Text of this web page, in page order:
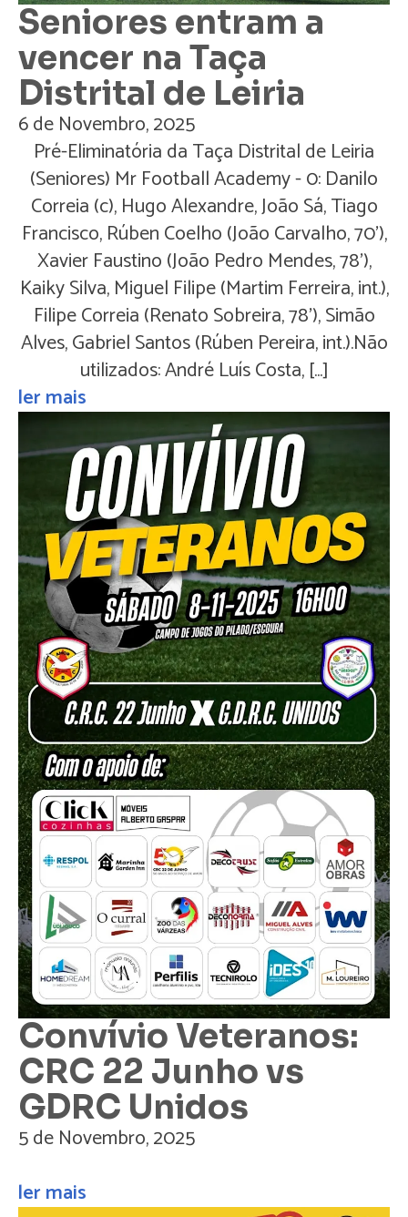
Seniores entram a
vencer na Taça
Distrital de Leiria
6 de Novembro, 2025
Pré-Eliminatória da Taça Distrital de Leiria
(Seniores) Mr Football Academy - 0: Danilo
Correia (c), Hugo Alexandre, João Sá, Tiago
Francisco, Rúben Coelho (João Carvalho, 70'),
Xavier Faustino (João Pedro Mendes, 78'),
Kaiky Silva, Miguel Filipe (Martim Ferreira, int.),
Filipe Correia (Renato Sobreira, 78'), Simão
Alves, Gabriel Santos (Rúben Pereira, int.).Não
utilizados: André Luís Costa, […]
ler mais
Convívio Veteranos:
CRC 22 Junho vs
GDRC Unidos
5 de Novembro, 2025
ler mais